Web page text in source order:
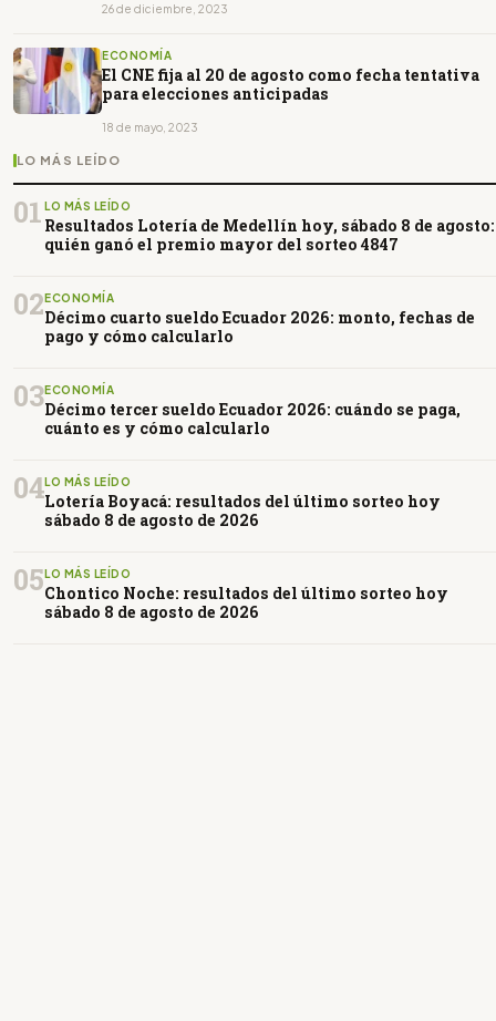
26 de diciembre, 2023
ECONOMÍA
El CNE fija al 20 de agosto como fecha tentativa
para elecciones anticipadas
18 de mayo, 2023
LO MÁS LEÍDO
01 LO MÁS LEÍDO
Resultados Lotería de Medellín hoy, sábado 8 de agosto:
quién ganó el premio mayor del sorteo 4847
02 ECONOMÍA
Décimo cuarto sueldo Ecuador 2026: monto, fechas de
pago y cómo calcularlo
03ECONOMÍA
Décimo tercer sueldo Ecuador 2026: cuándo se paga,
cuánto es y cómo calcularlo
04LO MÁS LEÍDO
Lotería Boyacá: resultados del último sorteo hoy
sábado 8 de agosto de 2026
05 LO MÁS LEÍDO
Chontico Noche: resultados del último sorteo hoy
sábado 8 de agosto de 2026